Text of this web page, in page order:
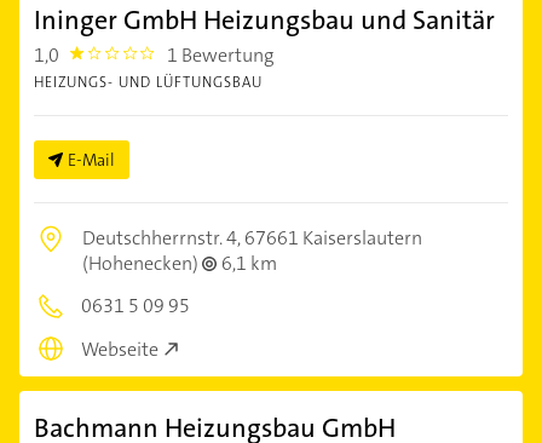
Ininger GmbH Heizungsbau und Sanitär
1,0 1.0 1 Bewertung
HEIZUNGS- UND LÜFTUNGSBAU
E-Mail
Deutschherrnstr. 4,67661 Kaiserslautern
(Hohenecken)
6,1 km
0631 5 09 95
Webseite
Bachmann Heizungsbau GmbH